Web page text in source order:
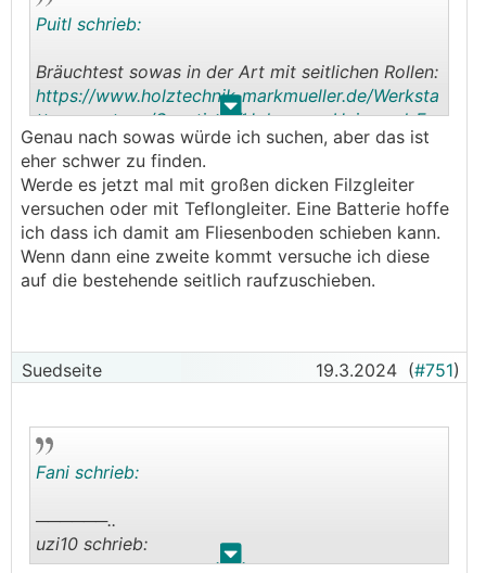
. .
Puitl schrieb:
Bräuchtest sowas in der Art mit seitlichen Rollen:
https://www.holztechnik-markmueller.de/Werksta
ttausruestung/Sonstiges/Holzmann-Universal-Fa
hrwerk-UFE-300.html
Genau nach sowas würde ich suchen, aber das ist
eher schwer zu finden.
Werde es jetzt mal mit großen dicken Filzgleiter
versuchen oder mit Teflongleiter. Eine Batterie hoffe
ich dass ich damit am Fliesenboden schieben kann.
Wenn dann eine zweite kommt versuche ich diese
auf die bestehende seitlich raufzuschieben.
Suedseite 19.3.2024 (#751)
. .
Fani schrieb:
──────..
uzi10 schrieb: